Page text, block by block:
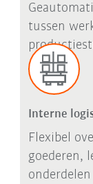
tussen
Interne
Flexibel
goederen,